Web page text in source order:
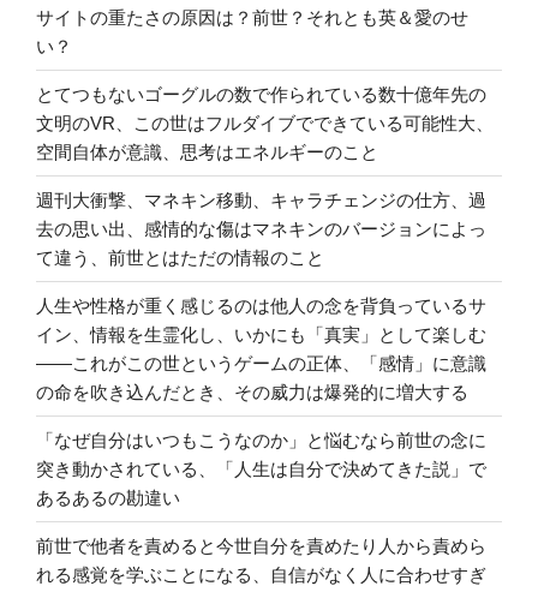
サイトの重たさの原因は？前世？それとも英＆愛のせ
い？
とてつもないゴーグルの数で作られている数十億年先の
文明のVR、この世はフルダイブでできている可能性大、
空間自体が意識、思考はエネルギーのこと
週刊大衝撃、マネキン移動、キャラチェンジの仕方、過
去の思い出、感情的な傷はマネキンのバージョンによっ
て違う、前世とはただの情報のこと
人生や性格が重く感じるのは他人の念を背負っているサ
イン、情報を生霊化し、いかにも「真実」として楽しむ
――これがこの世というゲームの正体、「感情」に意識
の命を吹き込んだとき、その威力は爆発的に増大する
「なぜ自分はいつもこうなのか」と悩むなら前世の念に
突き動かされている、「人生は自分で決めてきた説」で
あるあるの勘違い
前世で他者を責めると今世自分を責めたり人から責めら
れる感覚を学ぶことになる、自信がなく人に合わせすぎ